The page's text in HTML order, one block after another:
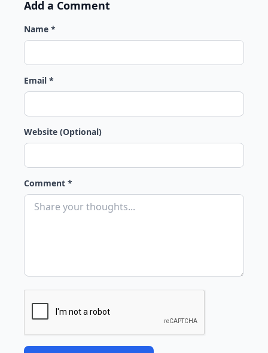
Add a Comment
Name *
Email *
Website (Optional)
Comment *